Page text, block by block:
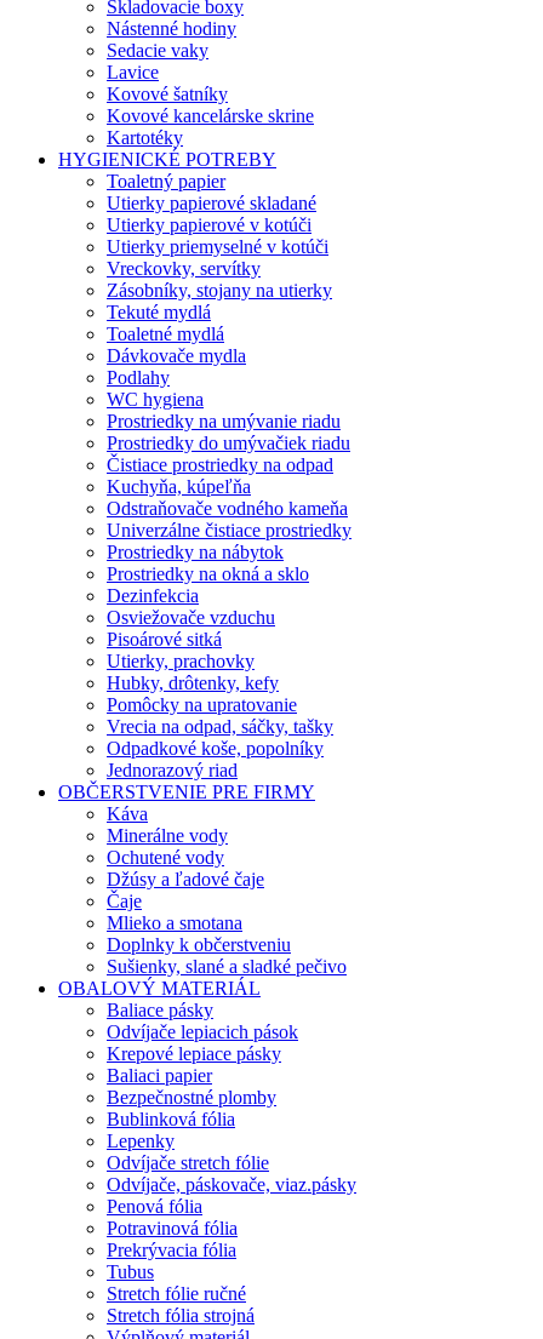
Skladovacie boxy
Nástenné hodiny
Sedacie vaky
Lavice
Kovové šatníky
Kovové kancelárske skrine
Kartotéky
HYGIENICKÉ POTREBY
Toaletný papier
Utierky papierové skladané
Utierky papierové v kotúči
Utierky priemyselné v kotúči
Vreckovky, servítky
Zásobníky, stojany na utierky
Tekuté mydlá
Toaletné mydlá
Dávkovače mydla
Podlahy
WC hygiena
Prostriedky na umývanie riadu
Prostriedky do umývačiek riadu
Čistiace prostriedky na odpad
Kuchyňa, kúpeľňa
Odstraňovače vodného kameňa
Univerzálne čistiace prostriedky
Prostriedky na nábytok
Prostriedky na okná a sklo
Dezinfekcia
Osviežovače vzduchu
Pisoárové sitká
Utierky, prachovky
Hubky, drôtenky, kefy
Pomôcky na upratovanie
Vrecia na odpad, sáčky, tašky
Odpadkové koše, popolníky
Jednorazový riad
OBČERSTVENIE PRE FIRMY
Káva
Minerálne vody
Ochutené vody
Džúsy a ľadové čaje
Čaje
Mlieko a smotana
Doplnky k občerstveniu
Sušienky, slané a sladké pečivo
OBALOVÝ MATERIÁL
Baliace pásky
Odvíjače lepiacich pások
Krepové lepiace pásky
Baliaci papier
Bezpečnostné plomby
Bublinková fólia
Lepenky
Odvíjače stretch fólie
Odvíjače, páskovače, viaz.pásky
Penová fólia
Potravinová fólia
Prekrývacia fólia
Tubus
Stretch fólie ručné
Stretch fólia strojná